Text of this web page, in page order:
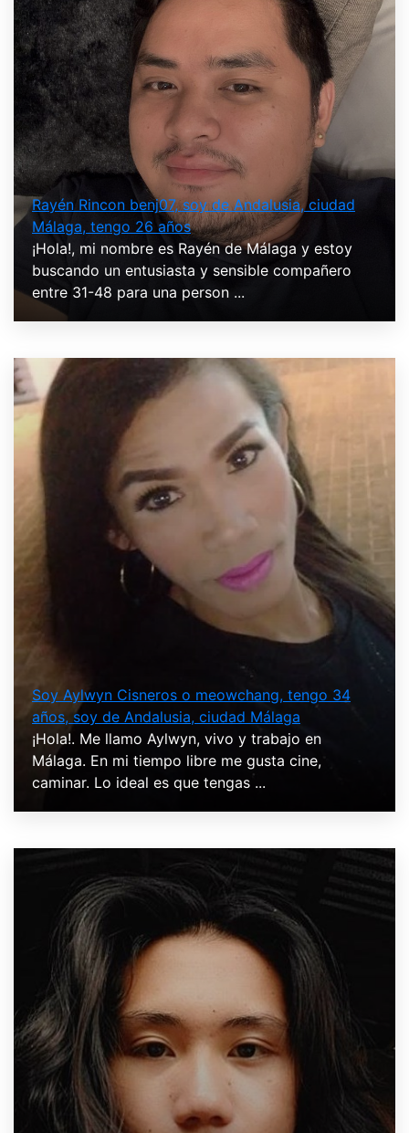
Rayén Rincon benj07, soy de Andalusia, ciudad
Málaga, tengo 26 años
¡Hola!, mi nombre es Rayén de Málaga y estoy
buscando un entusiasta y sensible compañero
entre 31-48 para una person ...
Soy Aylwyn Cisneros o meowchang, tengo 34
años, soy de Andalusia, ciudad Málaga
¡Hola!. Me llamo Aylwyn, vivo y trabajo en
Málaga. En mi tiempo libre me gusta cine,
caminar. Lo ideal es que tengas ...